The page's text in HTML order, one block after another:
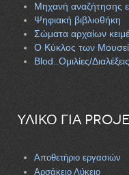
Μηχανή αναζήτησης
Ψηφιακή βιβλιοθήκη
Σώματα αρχαίων
Ο Κύκλος των
Blod..Ομιλίες/
ΥΛΙΚΟ ΓΙΑ
Αποθετήριο εργασιών
Αρσάκειο Λύκειο